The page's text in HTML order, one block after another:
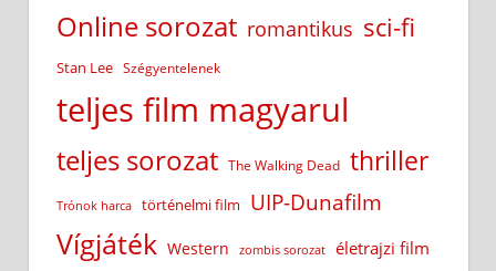
Online sorozat romantikus sci-fi
Stan Lee Szégyentelenek
teljes film magyarul
teljes sorozat The Walking Dead thriller
Trónok harca történelmi film UIP-Dunafilm
Vígjáték Western zombis sorozat életrajzi film